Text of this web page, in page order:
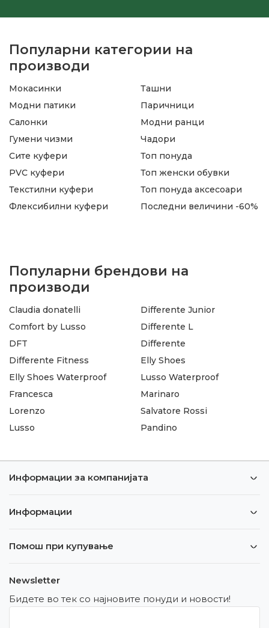
Популарни категории на
производи
Мокасинки
Модни патики
Салонки
Гумени чизми
Ташни
Паричници
Модни ранци
Чадори
Сите куфери
PVC куфери
Текстилни куфери
Флексибилни куфери
Топ понуда
Топ женски обувки
Топ понуда аксесоари
Последни величини -60%
Популарни брендови на
производи
Claudia donatelli
Comfort by Lusso
DFT
Differente Fitness
Differente Junior
Differente L
Differente
Elly Shoes
Elly Shoes Waterproof
Francesca
Lorenzo
Lusso
Lusso Waterproof
Marinaro
Salvatore Rossi
Pandino
Информации за компанијата
Информации
Помош при купување
Newsletter
Бидете во тек со најновите понуди и новости!